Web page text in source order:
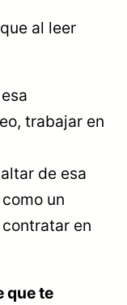
al leer
trabajar en
de esa
un
contratar en
que te